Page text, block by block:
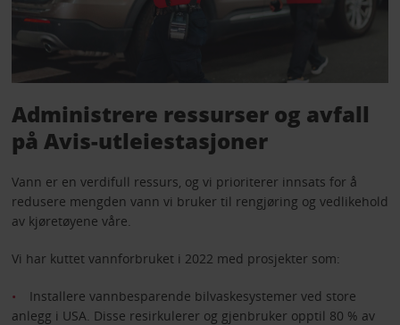
Administrere ressurser og avfall
på Avis-utleiestasjoner
Vann er en verdifull ressurs, og vi prioriterer innsats for å
redusere mengden vann vi bruker til rengjøring og vedlikehold
av kjøretøyene våre.
Vi har kuttet vannforbruket i 2022 med prosjekter som:
Installere vannbesparende bilvaskesystemer ved store
anlegg i USA. Disse resirkulerer og gjenbruker opptil 80 % av